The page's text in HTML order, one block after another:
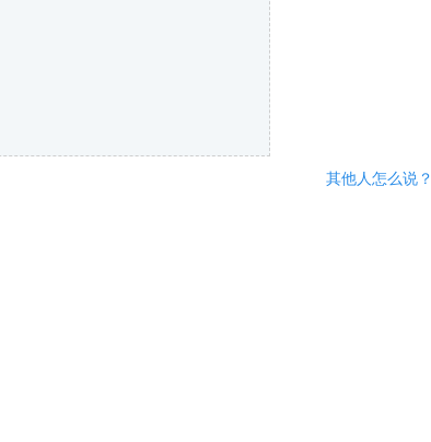
其他人怎么说？